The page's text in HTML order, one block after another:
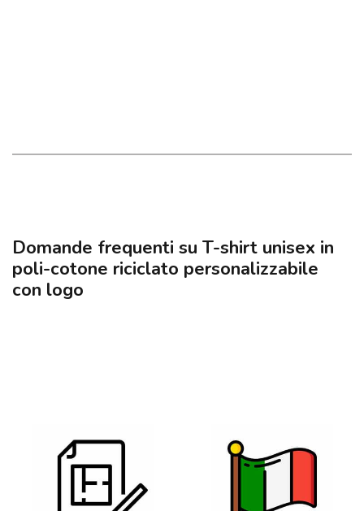
Domande frequenti su T-shirt unisex in
poli-cotone riciclato personalizzabile
con logo